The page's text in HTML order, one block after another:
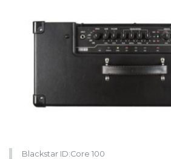
Blackstar ID:Core 100